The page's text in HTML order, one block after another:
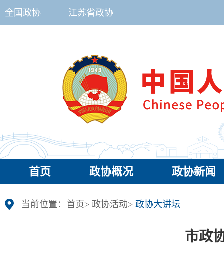
全国政协 江苏省政协
首页 政协概况 政协新闻
当前位置： 首页> 政协活动> 政协大讲坛
市政